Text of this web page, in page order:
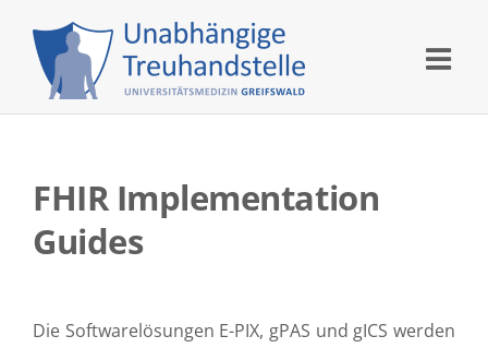
content
FHIR Implementation
Guides
Die Softwarelösungen E-PIX, gPAS und gICS werden